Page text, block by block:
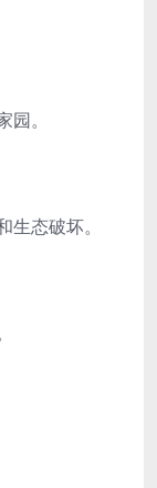
。
态破坏。